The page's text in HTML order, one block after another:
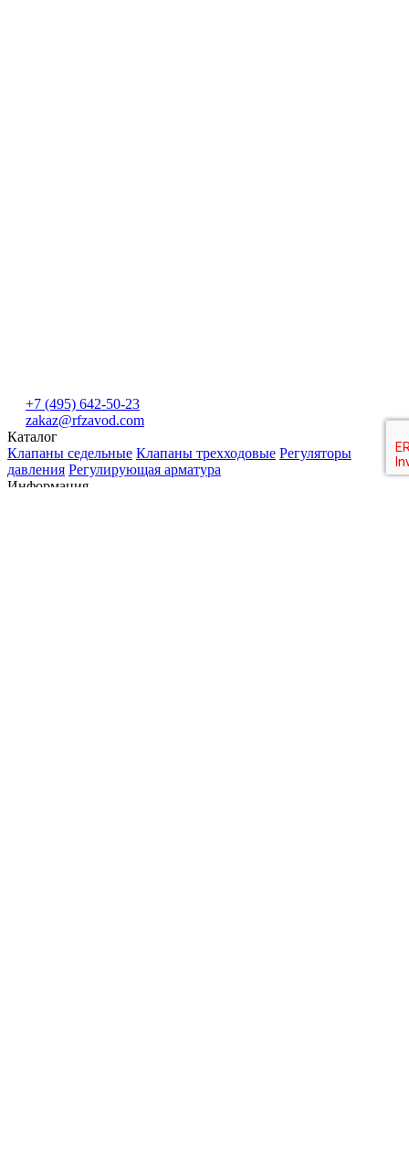
+7 (495) 642-50-23
zakaz@rfzavod.com
Каталог
Клапаны седельные Клапаны трехходовые Регуляторы
давления Регулирующая арматура
Информация